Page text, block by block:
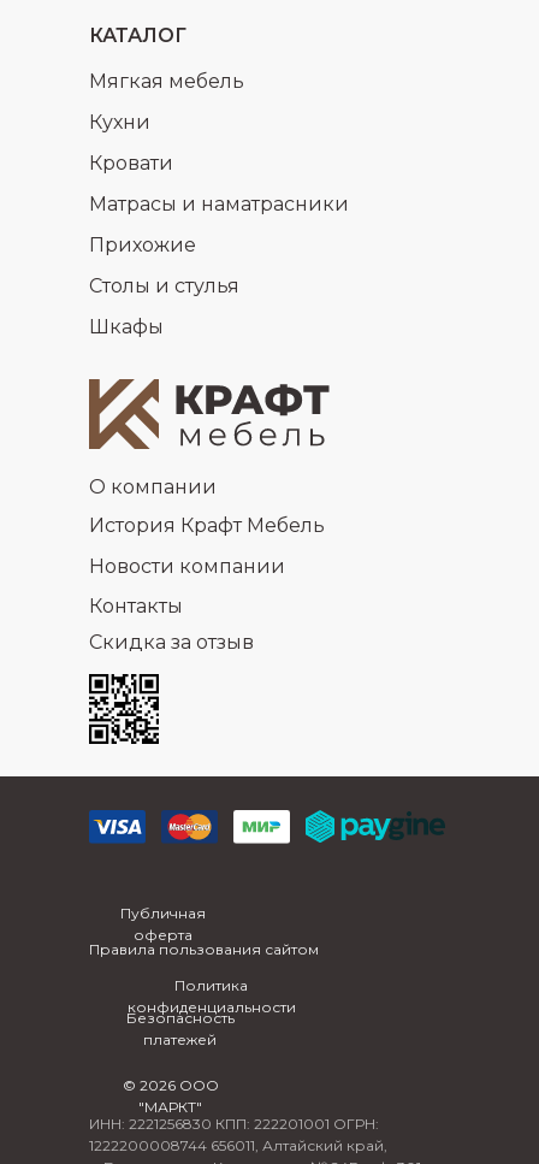
КАТАЛОГ
Кухни
Мягкая мебель
Кровати
Матрасы и наматрасники
Прихожие
Столы и стулья
Шкафы
О компании
История Крафт Мебель
Новости компании
Контакты
Скидка за отзыв
Публичная
оферта
Правила пользования сайтом
Политика
конфиденциальности
Безопасность
платежей
© 2026 ООО
"МАРКТ"
ИНН: 2221256830 КПП: 222201001 ОГРН:
1222200008744 656011, Алтайский край,